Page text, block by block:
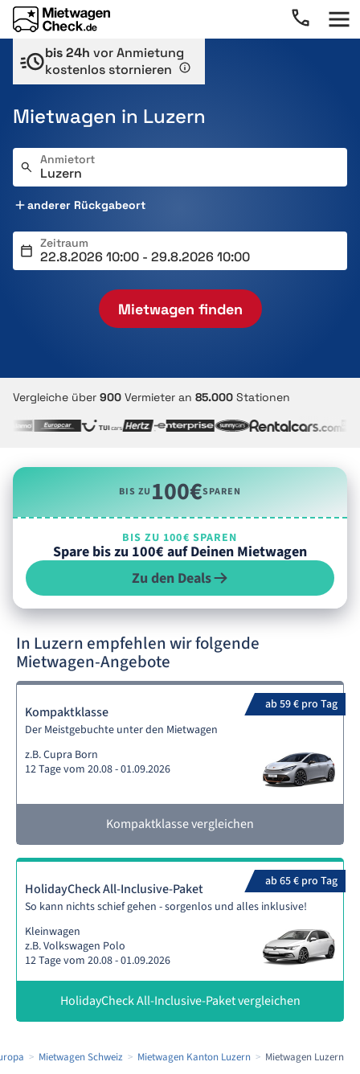
bis 24h vor Anmietung
kostenlos stornieren
Mietwagen in Luzern
Anmietort
anderer Rückgabeort
Zeitraum
Mietwagen finden
Vergleiche über 900 Vermieter an 85.000 Stationen
BIS ZU100€SPAREN
BIS ZU 100€ SPAREN
Spare bis zu 100€ auf Deinen Mietwagen
Zu den Deals
In Luzern empfehlen wir folgende
Mietwagen-Angebote
ab 59 € pro Tag
Kompaktklasse
Der Meistgebuchte unter den Mietwagen
z.B. Cupra Born
12 Tage vom 20.08 - 01.09.2026
Kompaktklasse vergleichen
ab 65 € pro Tag
HolidayCheck All-Inclusive-Paket
So kann nichts schief gehen - sorgenlos und alles inklusive!
Kleinwagen
z.B. Volkswagen Polo
12 Tage vom 20.08 - 01.09.2026
HolidayCheck All-Inclusive-Paket vergleichen
Mietwagen Schweiz Mietwagen Kanton Luzern Mietwagen Luzern